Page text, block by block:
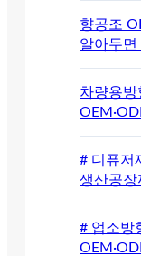
향공조
알아두면
차량용
# 디퓨저
생산공장
# 업소방